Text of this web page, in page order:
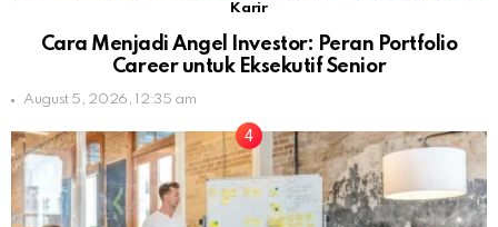
Karir
Cara Menjadi Angel Investor: Peran Portfolio
Career untuk Eksekutif Senior
August 5, 2026, 12:35 am